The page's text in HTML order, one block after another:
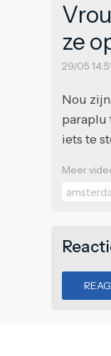
ze
29/05 14:51
Nou
paraplu
iets te
Meer